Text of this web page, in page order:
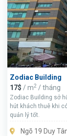
Zodiac Building
17$ / m2 / tháng
Zodiac Building sở
hút khách thuê khi
quản lý tốt.
Ngõ 19 Duy